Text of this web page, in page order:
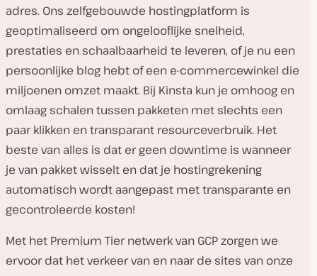
adres. Ons zelfgebouwde hostingplatform is
geoptimaliseerd om ongelooflijke snelheid,
prestaties en schaalbaarheid te leveren, of je nu een
persoonlijke blog hebt of een e-commercewinkel die
miljoenen omzet maakt. Bij Kinsta kun je omhoog en
omlaag schalen tussen pakketen met slechts een
paar klikken en transparant resourceverbruik. Het
beste van alles is dat er geen downtime is wanneer
je van pakket wisselt en dat je hostingrekening
automatisch wordt aangepast met transparante en
gecontroleerde kosten!
Met het Premium Tier netwerk van GCP zorgen we
ervoor dat het verkeer van en naar de sites van onze